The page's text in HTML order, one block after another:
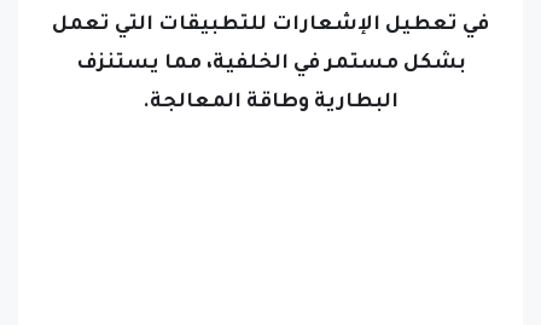
في تعطيل الإشعارات للتطبيقات التي تعمل
بشكل مستمر في الخلفية، مما يستنزف
البطارية وطاقة المعالجة.